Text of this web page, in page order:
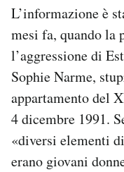
L’informazione è
mesi fa, quando
l’aggressione di
Sophie Narme,
appartamento del
4 dicembre 1991.
«diversi elementi
erano giovani